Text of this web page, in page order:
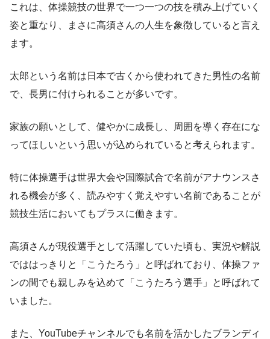
これは、体操競技の世界で一つ一つの技を積み上げていく
姿と重なり、まさに高須さんの人生を象徴していると言え
ます。
太郎という名前は日本で古くから使われてきた男性の名前
で、長男に付けられることが多いです。
家族の願いとして、健やかに成長し、周囲を導く存在にな
ってほしいという思いが込められていると考えられます。
特に体操選手は世界大会や国際試合で名前がアナウンスさ
れる機会が多く、読みやすく覚えやすい名前であることが
競技生活においてもプラスに働きます。
高須さんが現役選手として活躍していた頃も、実況や解説
でははっきりと「こうたろう」と呼ばれており、体操ファ
ンの間でも親しみを込めて「こうたろう選手」と呼ばれて
いました。
また、YouTubeチャンネルでも名前を活かしたブランディ